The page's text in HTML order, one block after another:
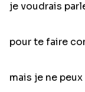
je voudrais
pour te faire
mais je ne